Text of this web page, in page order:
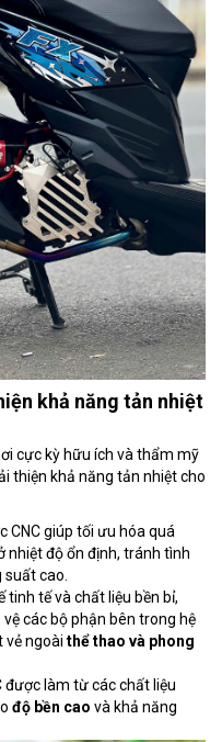
khả năng tản nhiệt
cực kỳ hữu ích và thẩm mỹ
thiện khả năng tản nhiệt cho
CNC giúp tối ưu hóa quá
nhiệt độ ổn định, tránh tình
cao.
tinh tế và chất liệu bền bỉ,
các bộ phận bên trong hệ
ngoài thể thao và phong
được làm từ các chất liệu
độ bền cao và khả năng